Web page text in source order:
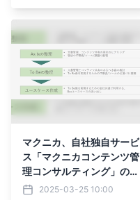
マクニカ、自社独自サービ
ス「マクニカコンテンツ管
理コンサルティング」の提
供を開始2025-03-25 10:00